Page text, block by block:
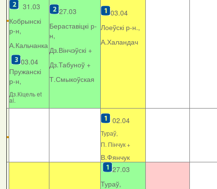
31.03
Кобрынскі
р-н,
А.Кальчанка
03.04
Пружанскі
р-н,
Дз.Кіцель et
al.
27.03
Бераставіцкі р-
н,
Дз.Вінчэўскі +
Дз.Табуноў +
Т.Смыкоўская
03.04
Лоеўскі р-н.,
А.Халандач
02.04
Тураў,
П. Пінчук +
В.Фянчук
27.03
Тураў,